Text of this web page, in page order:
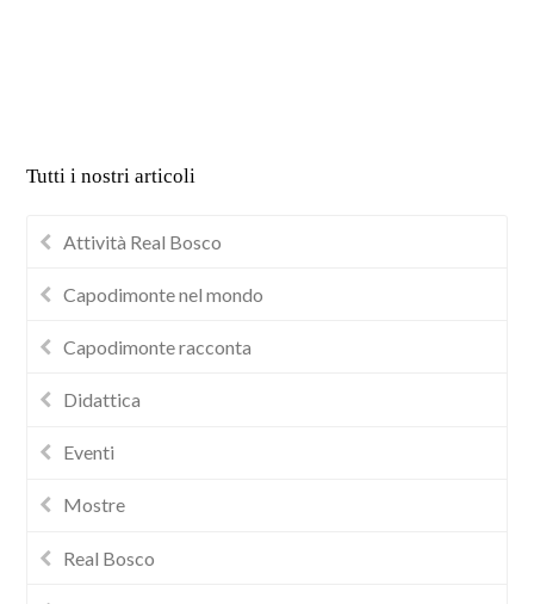
Tutti i nostri articoli
Attività Real Bosco
Capodimonte nel mondo
Capodimonte racconta
Didattica
Eventi
Mostre
Real Bosco